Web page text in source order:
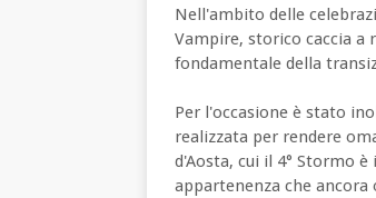
Nell'ambito delle
Vampire, storico caccia a
fondamentale della
Per l'occasione è stato
realizzata per rendere
d'Aosta, cui il 4° Stormo
appartenenza che